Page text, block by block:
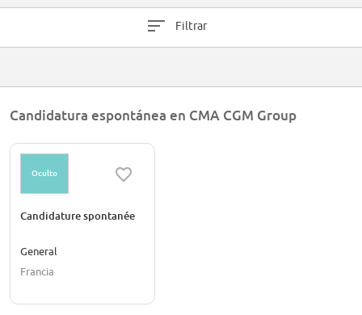
worldwide network offering one of the largest scope of origins and
Filtrar
Candidatura espontánea en CMA CGM Group
Oculto
Candidature spontanée
General
Francia